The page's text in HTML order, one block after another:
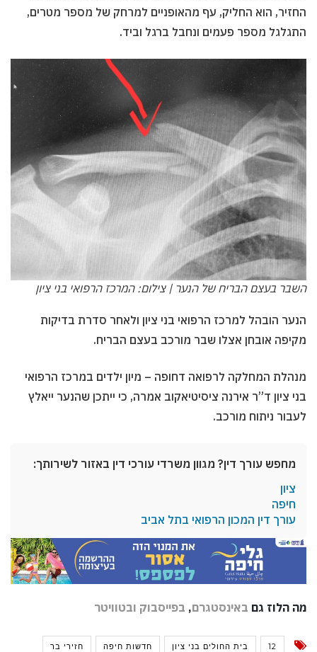
החזיר, הוא החליק, עף מהאופניים למרחק של מספר מטרים,
התגלגל מספר פעמים ונחבל ברגל וביד.
השבר בעצם הבריח של הנער | צילום: המרכז הרפואי בני ציון
הנער הובהל למרכז הרפואי בני ציון ולאחר סדרת בדיקות
מקיפה אובחן אצלו שבר מורכב בעצם הבריח.
מנהלת המחלקה לרפואה דחופה – מיון ילדים במרכז הרפואי
בני ציון ד”ר אירנה ציסיטיאקוב אמרה, כי ייתכן שהנער ייאלץ
לעבור ניתוח מורכב.
מחפש עורך דין? מגוון משרדי עורכי דין באזור לשירותך:
ציון
חיפה
עורך דין המכון הרפואי בתל אביב
מה הלוז גם באינסטגרם, בפייסבוק ובטוויטר
12 בית החולים בני ציון חדשות חיפה חזירי בר